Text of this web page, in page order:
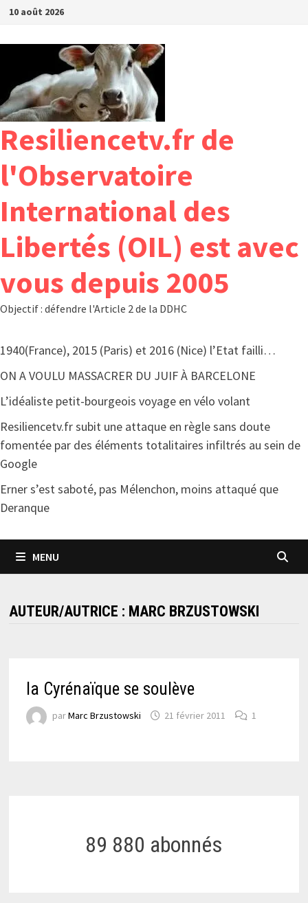
Passer
contenu
10 août 2026
Resiliencetv.fr de
l'Observatoire
International des
Libertés (OIL) est avec
vous depuis 2005
Objectif : défendre l'Article 2 de la DDHC
1940(France), 2015 (Paris) et 2016 (Nice) l’Etat failli…
ON A VOULU MASSACRER DU JUIF À BARCELONE
L’idéaliste petit-bourgeois voyage en vélo volant
Resiliencetv.fr subit une attaque en règle sans doute
fomentée par des éléments totalitaires infiltrés au sein de
Google
Erner s’est saboté, pas Mélenchon, moins attaqué que
Deranque
MENU
AUTEUR/AUTRICE : MARC BRZUSTOWSKI
la Cyrénaïque se soulève
parMarc Brzustowski 21 février 2011 1
89 880 abonnés